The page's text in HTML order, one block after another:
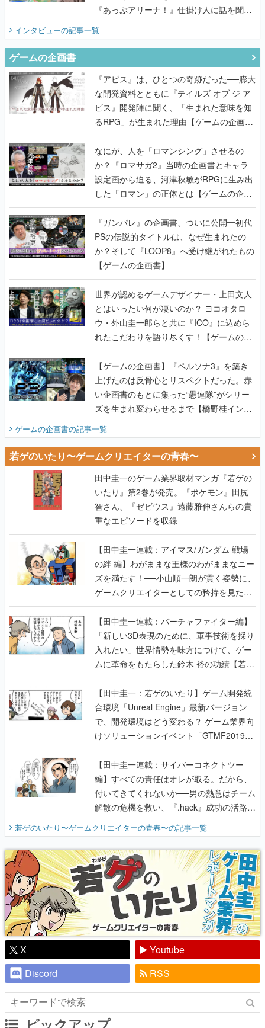
『あっぷアリーナ！』仕掛け人に話を聞い
てみた
インタビューの記事一覧
ゲームの企画書
『アビス』は、ひとつの奇跡だった──膨大
な開発資料とともに『テイルズ オブ ジ ア
ビス』開発陣に聞く、「生まれた意味を知
るRPG」が生まれた理由【ゲームの企画
書】
なにが、人を「ロマンシング」させるの
か？『ロマサガ2』当時の企画書とキャラ
設定画から迫る、河津秋敏がRPGに生み出
した「ロマン」の正体とは【ゲームの企画
書】
『ガンパレ』の企画書、ついに公開━初代
PSの伝説的タイトルは、なぜ生まれたの
か？そして『LOOP8』へ受け継がれたもの
【ゲームの企画書】
世界が認めるゲームデザイナー・上田文人
とはいったい何が凄いのか？ ヨコオタロ
ウ・外山圭一郎らと共に『ICO』に込めら
れたこだわりを語り尽くす！【ゲームの企
画書】
【ゲームの企画書】『ペルソナ3』を築き
上げたのは反骨心とリスペクトだった。赤
い企画書のもとに集った“愚連隊”がシリー
ズを生まれ変わらせるまで【橋野桂インタ
ビュー】
ゲームの企画書の記事一覧
若ゲのいたり〜ゲームクリエイターの青春〜
田中圭一のゲーム業界取材マンガ『若ゲの
いたり』第2巻が発売。『ポケモン』田尻
智さん、『ゼビウス』遠藤雅伸さんらの貴
重なエピソードを収録
【田中圭一連載：アイマス/ガンダム 戦場
の絆 編】わがままな王様のわがままなニー
ズを満たす！──小山順一朗が貫く姿勢に、
ゲームクリエイターとしての矜持を見た
【若ゲのいたり最終回】
【田中圭一連載：バーチャファイター編】
「新しい3D表現のために、軍事技術を採り
入れたい」世界情勢を味方につけて、ゲー
ムに革命をもたらした鈴木 裕の功績【若ゲ
のいたり】
【田中圭一：若ゲのいたり】ゲーム開発統
合環境「Unreal Engine」最新バージョン
で、開発環境はどう変わる？ ゲーム業界向
けソリューションイベント「GTMF2019」
に行って、より理解を深めよう【PR】
【田中圭一連載：サイバーコネクトツー
編】すべての責任はオレが取る。だから、
付いてきてくれないか──男の熱意はチーム
解散の危機を救い、『.hack』成功の活路を
開く。業界の快男児・松山 洋に流れる血は
『少年ジャンプ』色だった【若ゲのいた
り】
若ゲのいたり〜ゲームクリエイターの青春〜の記事一覧
X
Youtube
Discord
RSS